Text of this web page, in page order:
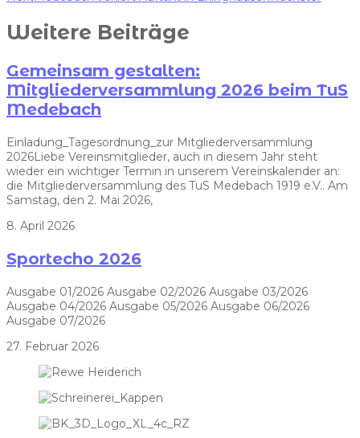
Weitere Beiträge
Gemeinsam gestalten:
Mitgliederversammlung 2026 beim TuS
Medebach
Einladung_Tagesordnung_zur Mitgliederversammlung
2026Liebe Vereinsmitglieder, auch in diesem Jahr steht
wieder ein wichtiger Termin in unserem Vereinskalender an:
die Mitgliederversammlung des TuS Medebach 1919 e.V.. Am
Samstag, den 2. Mai 2026,
8. April 2026
Sportecho 2026
Ausgabe 01/2026 Ausgabe 02/2026 Ausgabe 03/2026
Ausgabe 04/2026 Ausgabe 05/2026 Ausgabe 06/2026
Ausgabe 07/2026
27. Februar 2026